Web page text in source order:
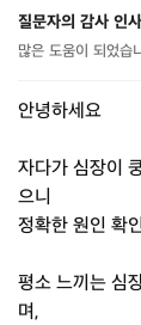
질문자의 감사 인사
많은 도움이 되었습
안녕하세요
자다가 심장이
으니
정확한 원인 확
평소 느끼는 심
며,